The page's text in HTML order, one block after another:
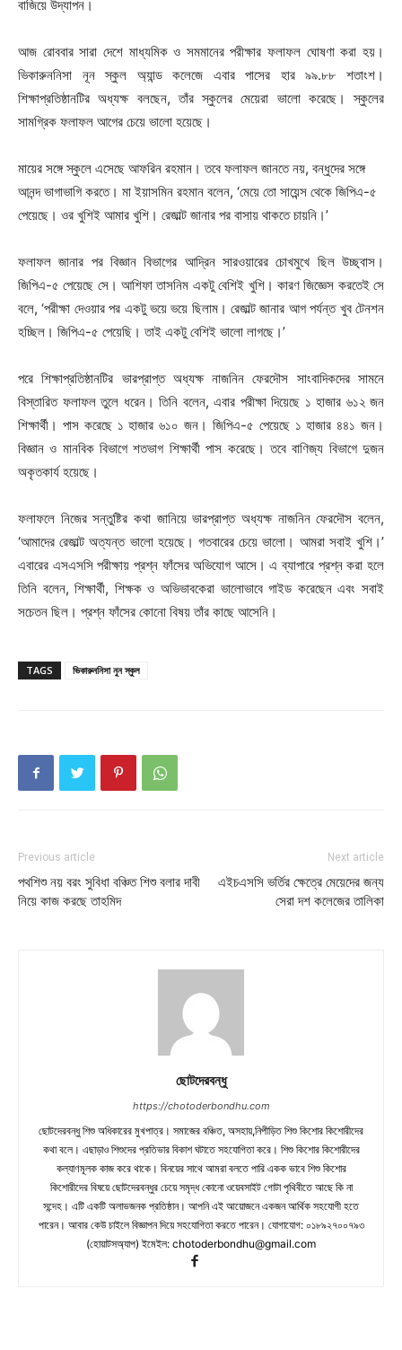
বাজিয়ে উদ্‌যাপন।
আজ রোববার সারা দেশে মাধ্যমিক ও সমমানের পরীক্ষার ফলাফল ঘোষণা করা হয়।
ভিকারুননিসা নূন স্কুল অ্যান্ড কলেজে এবার পাসের হার ৯৯.৮৮ শতাংশ।
শিক্ষাপ্রতিষ্ঠানটির অধ্যক্ষ বলছেন, তাঁর স্কুলের মেয়েরা ভালো করেছে। স্কুলের
সামগ্রিক ফলাফল আগের চেয়ে ভালো হয়েছে।
মায়ের সঙ্গে স্কুলে এসেছে আফরিন রহমান। তবে ফলাফল জানতে নয়, বন্ধুদের সঙ্গে
আনন্দ ভাগাভাগি করতে। মা ইয়াসমিন রহমান বলেন, ‘মেয়ে তো সায়েন্স থেকে জিপিএ-৫
পেয়েছে। ওর খুশিই আমার খুশি। রেজাল্ট জানার পর বাসায় থাকতে চায়নি।’
ফলাফল জানার পর বিজ্ঞান বিভাগের আদ্রিন সারওয়ারের চোখমুখে ছিল উচ্ছ্বাস।
জিপিএ-৫ পেয়েছে সে। আশিফা তাসনিম একটু বেশিই খুশি। কারণ জিজ্ঞেস করতেই সে
বলে, ‘পরীক্ষা দেওয়ার পর একটু ভয়ে ভয়ে ছিলাম। রেজাল্ট জানার আগ পর্যন্ত খুব টেনশন
হচ্ছিল। জিপিএ-৫ পেয়েছি। তাই একটু বেশিই ভালো লাগছে।’
পরে শিক্ষাপ্রতিষ্ঠানটির ভারপ্রাপ্ত অধ্যক্ষ নাজনিন ফেরদৌস সাংবাদিকদের সামনে
বিস্তারিত ফলাফল তুলে ধরেন। তিনি বলেন, এবার পরীক্ষা দিয়েছে ১ হাজার ৬১২ জন
শিক্ষার্থী। পাস করেছে ১ হাজার ৬১০ জন। জিপিএ-৫ পেয়েছে ১ হাজার ৪৪১ জন।
বিজ্ঞান ও মানবিক বিভাগে শতভাগ শিক্ষার্থী পাস করেছে। তবে বাণিজ্য বিভাগে দুজন
অকৃতকার্য হয়েছে।
ফলাফলে নিজের সন্তুষ্টির কথা জানিয়ে ভারপ্রাপ্ত অধ্যক্ষ নাজনিন ফেরদৌস বলেন,
‘আমাদের রেজাল্ট অত্যন্ত ভালো হয়েছে। গতবারের চেয়ে ভালো। আমরা সবাই খুশি।’
এবারের এসএসসি পরীক্ষায় প্রশ্ন ফাঁসের অভিযোগ আসে। এ ব্যাপারে প্রশ্ন করা হলে
তিনি বলেন, শিক্ষার্থী, শিক্ষক ও অভিভাবকেরা ভালোভাবে গাইড করেছেন এবং সবাই
সচেতন ছিল। প্রশ্ন ফাঁসের কোনো বিষয় তাঁর কাছে আসেনি।
TAGS ভিকারুননিসা নুন স্কুল
Previous article
পথশিশু নয় বরং সুবিধা বঞ্চিত শিশু বলার দাবী
নিয়ে কাজ করছে তাহমিদ
Next article
এইচএসসি ভর্তির ক্ষেত্রে মেয়েদের জন্য
সেরা দশ কলেজের তালিকা
ছোটদেরবন্ধু
https://chotoderbondhu.com
ছোটদেরবন্ধু শিশু অধিকারের মুখপাত্র। সমাজের বঞ্চিত, অসহায়,নিপীড়িত শিশু কিশোর কিশোরীদের
কথা বলে। এছাড়াও শিশুদের প্রতিভার বিকাশ ঘটাতে সহযোগিতা করে। শিশু কিশোর কিশোরীদের
কল্যাণমূলক কাজ করে থাকে। বিনয়ের সাথে আমরা বলতে পারি একক ভাবে শিশু কিশোর
কিশোরীদের বিষয়ে ছোটদেরবন্ধুর চেয়ে সমৃদ্ধ কোনো ওয়েবসাইট গোটা পৃথিবীতে আছে কি না
সন্দেহ। এটি একটি অলাভজনক প্রতিষ্ঠান। আপনি এই আয়োজনে একজন আর্থিক সহযোগী হতে
পারেন। আবার কেউ চাইলে বিজ্ঞাপন দিয়ে সহযোগিতা করতে পারেন। যোগাযোগ: ০১৮৯২৭০০৭৯৩
(হোয়াটসঅ্যাপ) ইমেইল: chotoderbondhu@gmail.com